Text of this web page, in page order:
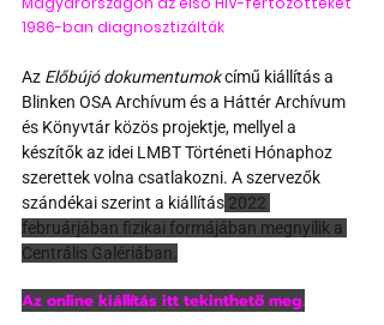
1986-ban diagnosztizálták
Az Előbújó dokumentumok című kiállítás a
Blinken OSA Archívum és a Háttér Archívum
és Könyvtár közös projektje, mellyel a
készítők az idei LMBT Történeti Hónaphoz
szerettek volna csatlakozni. A szervezők
szándékai szerint a kiállítás 2022
februárjában fizikai formájában megnyílik a
Centrális Galériában.
Az online kiállítás itt tekinthető meg.